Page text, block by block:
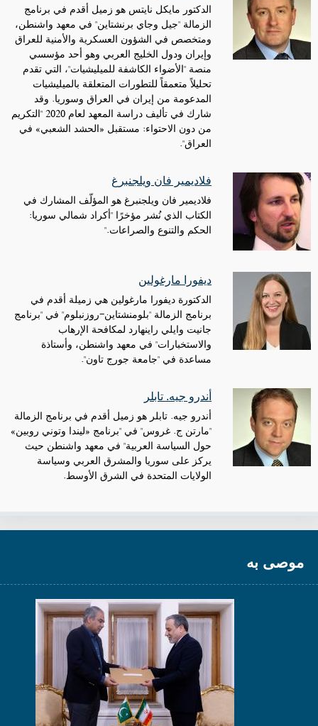
الدكتور مايكل نايتس هو زميل أقدم في برنامج
الزمالة "جيل وجاي برنشتاين" في معهد واشنطن،
ومتخصص في الشؤون العسكرية والأمنية للعراق
وإيران ودول الخليج العربي وهو أحد مؤسسي
منصة "الأضواء الكاشفة للميليشيات"، التي تقدم
تحليلاً متعمقاً للتطورات المتعلقة بالميليشيات
المدعومة من إيران في العراق وسوريا. وقد
شارك في تأليف دراسة المعهد لعام 2020 "التكريم
من دون الاحتواء: مستقبل «الحشد الشعبي» في
العراق".
فلاديمير فان ويلجنبرغ
فلاديمير فان ويلجنبرغ هو المؤلّف المشارك في
الكتاب الذي نُشر مؤخرًا "أكراد شمالي سوريا:
الحكم والتنوع والصراعات."
ديفورا مارغولين
الدكتورة ديفورا مارغولين هي زميلة أقدم في
برنامج الزمالة "بلومنشتاين-روزنبلوم" في "برنامج
جانيت وايلي راينهارد لمكافحة الإرهاب
والاستخبارات" في معهد واشنطن، وأستاذة
مساعدة في "جامعة جورج تاون".
أندرو جيه. تابلر
أندرو جيه. تابلر هو زميل أقدم في برنامج الزمالة
"مارتن ج. غروس" في "برنامج «ليندا وتوني روبين»
حول السياسة العربية" في معهد واشنطن حيث
يركز على سوريا والمشرق العربي وسياسة
الولايات المتحدة في الشرق الأوسط.
موصى به